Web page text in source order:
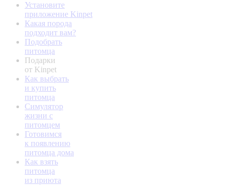
Установите
приложение Kinpet
Какая порода
подходит вам?
Подобрать
питомца
Подарки
от Kinpet
Как выбрать
и купить
питомца
Симулятор
жизни с
питомцем
Готовимся
к появлению
питомца дома
Как взять
питомца
из приюта